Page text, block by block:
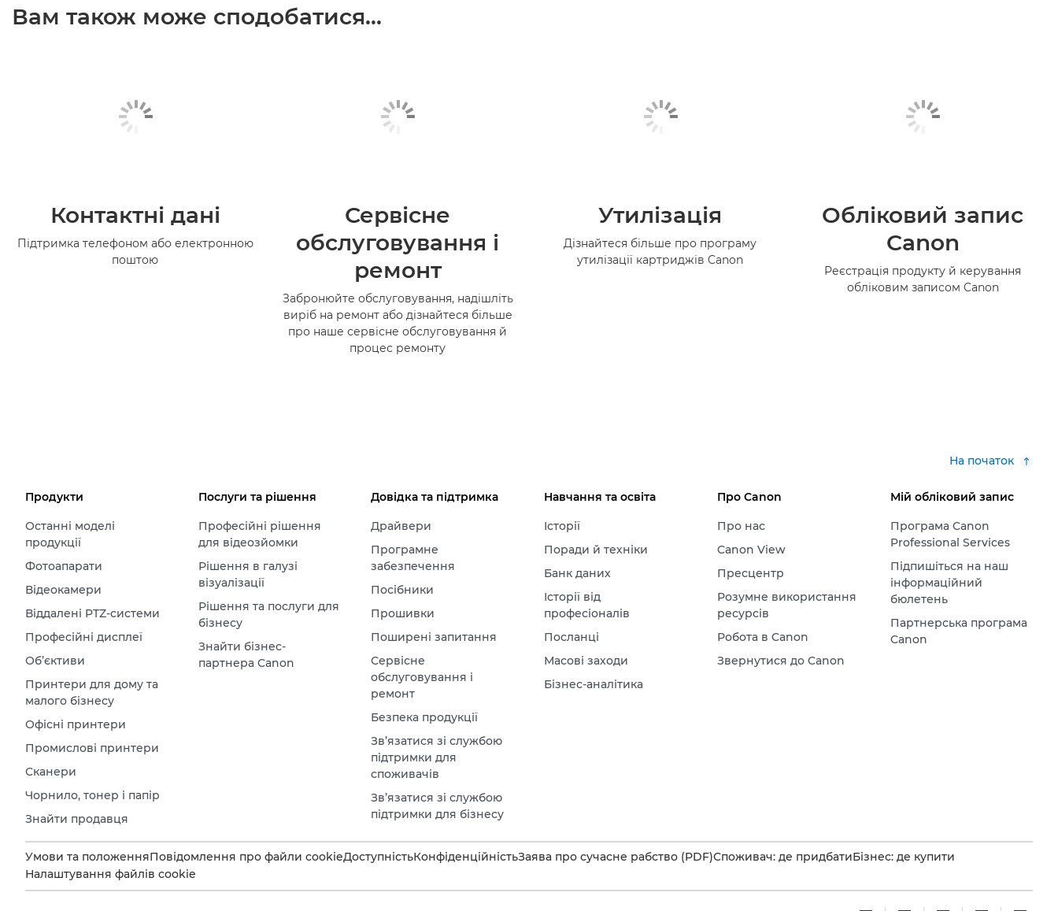
Вам також може сподобатися...
Контактні дані
Підтримка телефоном або електронною
поштою
Сервісне
обслуговування і
ремонт
Забронюйте обслуговування, надішліть
виріб на ремонт або дізнайтеся більше
про наше сервісне обслуговування й
процес ремонту
Утилізація
Дізнайтеся більше про програму
утилізації картриджів Canon
Обліковий запис
Canon
Реєстрація продукту й керування
обліковим записом Canon
На початок
Продукти
Останні моделі
продукції
Фотоапарати
Відеокамери
Віддалені PTZ-системи
Професійні дисплеї
Об’єктиви
Принтери для дому та
малого бізнесу
Офісні принтери
Промислові принтери
Сканери
Чорнило, тонер і папір
Знайти продавця
Послуги та рішення
Професійні рішення
для відеозйомки
Рішення в галузі
візуалізації
Рішення та послуги для
бізнесу
Знайти бізнес-
партнера Canon
Довідка та підтримка
Драйвери
Програмне
забезпечення
Посібники
Прошивки
Поширені запитання
Сервісне
обслуговування і
ремонт
Безпека продукції
Зв’язатися зі службою
підтримки для
споживачів
Зв’язатися зі службою
підтримки для бізнесу
Навчання та освіта
Історії
Поради й техніки
Банк даних
Історії від
професіоналів
Посланці
Масові заходи
Бізнес-аналітика
Про Canon
Про нас
Canon View
Пресцентр
Розумне використання
ресурсів
Робота в Canon
Звернутися до Canon
Мій обліковий запис
Програма Canon
Professional Services
Підпишіться на наш
інформаційний
бюлетень
Партнерська програма
Canon
Умови та положенняПовідомлення про файли cookieДоступністьКонфіденційністьЗаява про сучасне рабство (PDF)Споживач: де придбатиБізнес: де купити
Налаштування файлів cookie